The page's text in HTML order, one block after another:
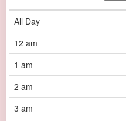
All Day
12 am
1 am
2 am
3 am